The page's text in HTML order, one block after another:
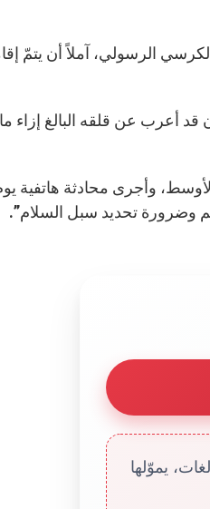
الرسولي، آملاً أن يتمّ
أنّ الرئيس أردوغان قد أعرب عن قلقه
وضرورة تحديد سبل السلام”.
يموّلها